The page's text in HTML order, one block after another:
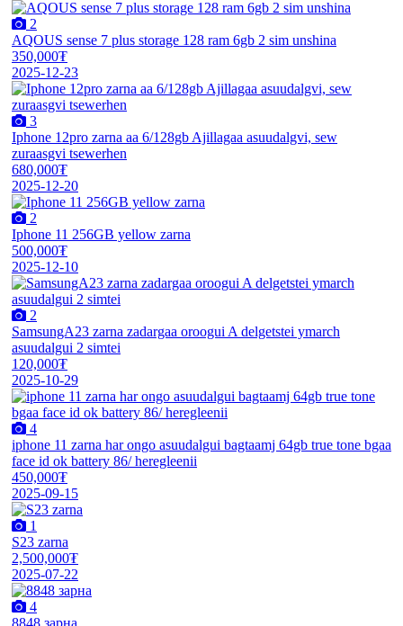
2
AQOUS sense 7 plus storage 128 ram 6gb 2 sim unshina
350,000₮
2025-12-23
3
Iphone 12pro zarna aa 6/128gb Ajillagaa asuudalgvi, sew
zuraasgvi tsewerhen
680,000₮
2025-12-20
2
Iphone 11 256GB yellow zarna
500,000₮
2025-12-10
2
SamsungA23 zarna zadargaa oroogui A delgetstei ymarch
asuudalgui 2 simtei
120,000₮
2025-10-29
4
iphone 11 zarna har ongo asuudalgui bagtaamj 64gb true tone bgaa
face id ok battery 86/ heregleenii
450,000₮
2025-09-15
1
S23 zarna
2,500,000₮
2025-07-22
4
8848 зарна